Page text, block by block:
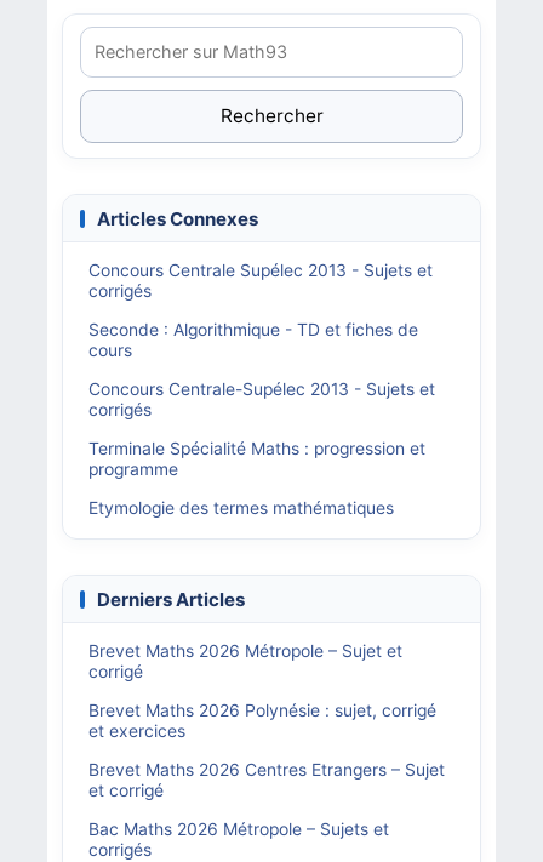
Rechercher
Articles Connexes
Concours Centrale Supélec 2013 - Sujets et
corrigés
Seconde : Algorithmique - TD et fiches de
cours
Concours Centrale-Supélec 2013 - Sujets et
corrigés
Terminale Spécialité Maths : progression et
programme
Etymologie des termes mathématiques
Derniers Articles
Brevet Maths 2026 Métropole – Sujet et
corrigé
Brevet Maths 2026 Polynésie : sujet, corrigé
et exercices
Brevet Maths 2026 Centres Etrangers – Sujet
et corrigé
Bac Maths 2026 Métropole – Sujets et
corrigés